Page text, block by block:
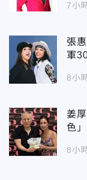
7小
張
軍
8小
姜
色
8小